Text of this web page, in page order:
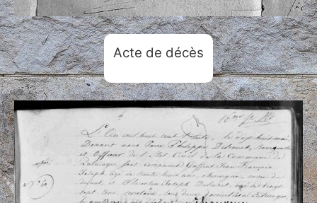
Acte de décès